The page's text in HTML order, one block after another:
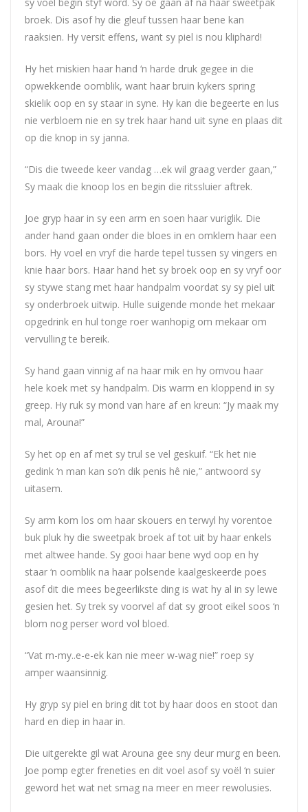
broek. Dis asof hy die gleuf tussen haar bene kan
raaksien. Hy versit effens, want sy piel is nou kliphard!
Hy het miskien haar hand ‘n harde druk gegee in die
opwekkende oomblik, want haar bruin kykers spring
skielik oop en sy staar in syne. Hy kan die begeerte en lus
nie verbloem nie en sy trek haar hand uit syne en plaas dit
op die knop in sy janna.
“Dis die tweede keer vandag …ek wil graag verder gaan,”
Sy maak die knoop los en begin die ritssluier aftrek.
Joe gryp haar in sy een arm en soen haar vuriglik. Die
ander hand gaan onder die bloes in en omklem haar een
bors. Hy voel en vryf die harde tepel tussen sy vingers en
knie haar bors. Haar hand het sy broek oop en sy vryf oor
sy stywe stang met haar handpalm voordat sy sy piel uit
sy onderbroek uitwip. Hulle suigende monde het mekaar
opgedrink en hul tonge roer wanhopig om mekaar om
vervulling te bereik.
Sy hand gaan vinnig af na haar mik en hy omvou haar
hele koek met sy handpalm. Dis warm en kloppend in sy
greep. Hy ruk sy mond van hare af en kreun: “Jy maak my
mal, Arouna!”
Sy het op en af met sy trul se vel geskuif. “Ek het nie
gedink ‘n man kan so’n dik penis hê nie,” antwoord sy
uitasem.
Sy arm kom los om haar skouers en terwyl hy vorentoe
buk pluk hy die sweetpak broek af tot uit by haar enkels
met altwee hande. Sy gooi haar bene wyd oop en hy
staar ‘n oomblik na haar polsende kaalgeskeerde poes
asof dit die mees begeerlikste ding is wat hy al in sy lewe
gesien het. Sy trek sy voorvel af dat sy groot eikel soos ‘n
blom nog perser word vol bloed.
“Vat m-my..e-e-ek kan nie meer w-wag nie!” roep sy
amper waansinnig.
Hy gryp sy piel en bring dit tot by haar doos en stoot dan
hard en diep in haar in.
Die uitgerekte gil wat Arouna gee sny deur murg en been.
Joe pomp egter freneties en dit voel asof sy voël ‘n suier
geword het wat net smag na meer en meer rewolusies.